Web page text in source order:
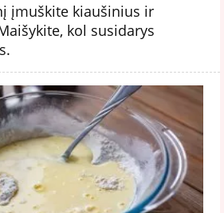
įmuškite kiaušinius ir
kol susidarys